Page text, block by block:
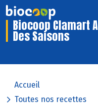
Biocoop Clamart
Des Saisons
Accueil
Toutes nos recettes